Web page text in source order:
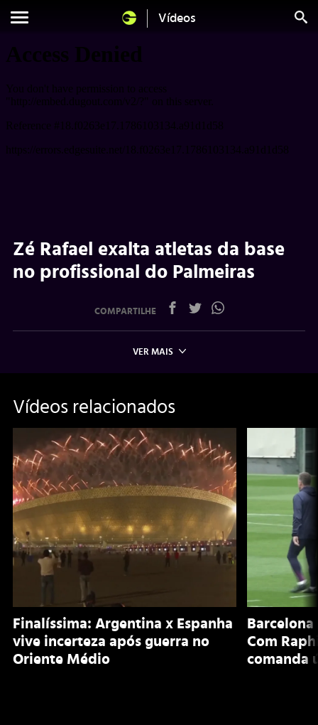
Vídeos
Zé Rafael exalta atletas da base
no profissional do Palmeiras
COMPARTILHE
VER MAIS
Vídeos relacionados
Finalíssima: Argentina x Espanha
vive incerteza após guerra no
Oriente Médio
Com
comanda